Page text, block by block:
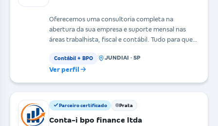
Oferecemos uma consultoria completa na
abertura da sua empresa e suporte mensal nas
áreas trabalhista, fiscal e contábil. Tudo para que
Contábil + BPO JUNDIAI · SP
Ver perfil
Parceiro certificado Prata
Conta-i bpo finance ltda